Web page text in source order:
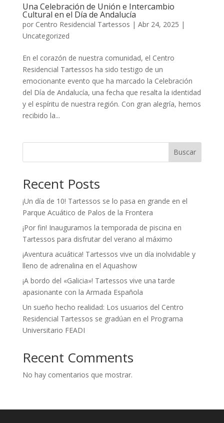
Una Celebración de Unión e Intercambio
Cultural en el Día de Andalucía
por Centro Residencial Tartessos | Abr 24, 2025 |
Uncategorized
En el corazón de nuestra comunidad, el Centro
Residencial Tartessos ha sido testigo de un
emocionante evento que ha marcado la Celebración
del Día de Andalucía, una fecha que resalta la identidad
y el espíritu de nuestra región. Con gran alegría, hemos
recibido la...
Buscar
Recent Posts
¡Un día de 10! Tartessos se lo pasa en grande en el
Parque Acuático de Palos de la Frontera
¡Por fin! Inauguramos la temporada de piscina en
Tartessos para disfrutar del verano al máximo
¡Aventura acuática! Tartessos vive un día inolvidable y
lleno de adrenalina en el Aquashow
¡A bordo del «Galicia»! Tartessos vive una tarde
apasionante con la Armada Española
Un sueño hecho realidad: Los usuarios del Centro
Residencial Tartessos se gradúan en el Programa
Universitario FEADI
Recent Comments
No hay comentarios que mostrar.